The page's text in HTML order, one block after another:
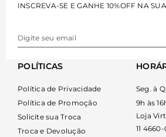
qualquer estação do ano.
Tipos e variações de
diversos estilos de vida e
mulher contemporânea. Os
se pelo alongamento visual da
substitutos para os
vestidos
INSCREVA-SE E GANHE 10%OFF NA
POLÍTICAS
Política de Privacidade
Política de Promoção
Solicite sua Troca
Troca e Devolução
Seg. à
9h às
Loja
11 4660-